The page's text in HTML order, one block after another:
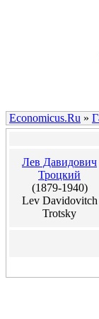
Economicus.Ru »
Лев Давидович
Троцкий
(1879-1940)
Lev Davidovitch
Trotsky